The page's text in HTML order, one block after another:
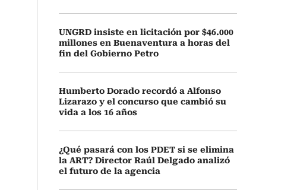
UNGRD insiste en licitación por $46.000
millones en Buenaventura a horas del
fin del Gobierno Petro
Humberto Dorado recordó a Alfonso
Lizarazo y el concurso que cambió su
vida a los 16 años
¿Qué pasará con los PDET si se elimina
la ART? Director Raúl Delgado analizó
el futuro de la agencia